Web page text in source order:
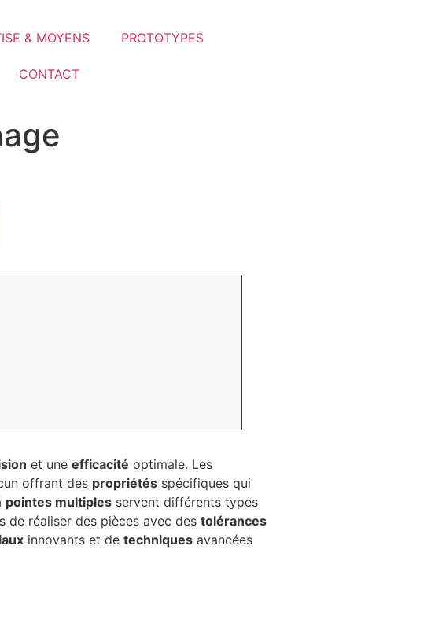
& MOYENS PROTOTYPES
CONTACT
et une efficacité optimale. Les
offrant des propriétés spécifiques qui
pointes multiples servent différents types
de réaliser des pièces avec des tolérances
innovants et de techniques avancées